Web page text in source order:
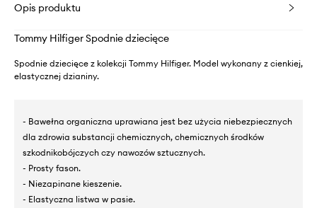
Opis produktu
Tommy Hilfiger Spodnie dziecięce
Spodnie dziecięce z kolekcji Tommy Hilfiger. Model wykonany z cienkiej,
elastycznej dzianiny.
- Bawełna organiczna uprawiana jest bez użycia niebezpiecznych
dla zdrowia substancji chemicznych, chemicznych środków
szkodnikobójczych czy nawozów sztucznych.
- Prosty fason.
- Niezapinane kieszenie.
- Elastyczna listwa w pasie.